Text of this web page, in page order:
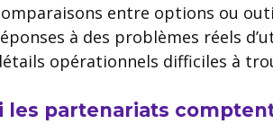
entre options ou
à des problèmes réels
opérationnels difficiles à
les partenariats